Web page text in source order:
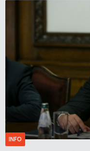
INFO